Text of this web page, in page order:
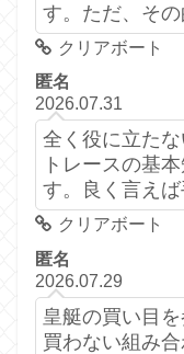
す。ただ、そ
クリアボート
匿名
2026.07.31
全く役に立た
トレースの基
す。良く言え
クリアボート
匿名
2026.07.29
皇艇の買い目
買わない組み